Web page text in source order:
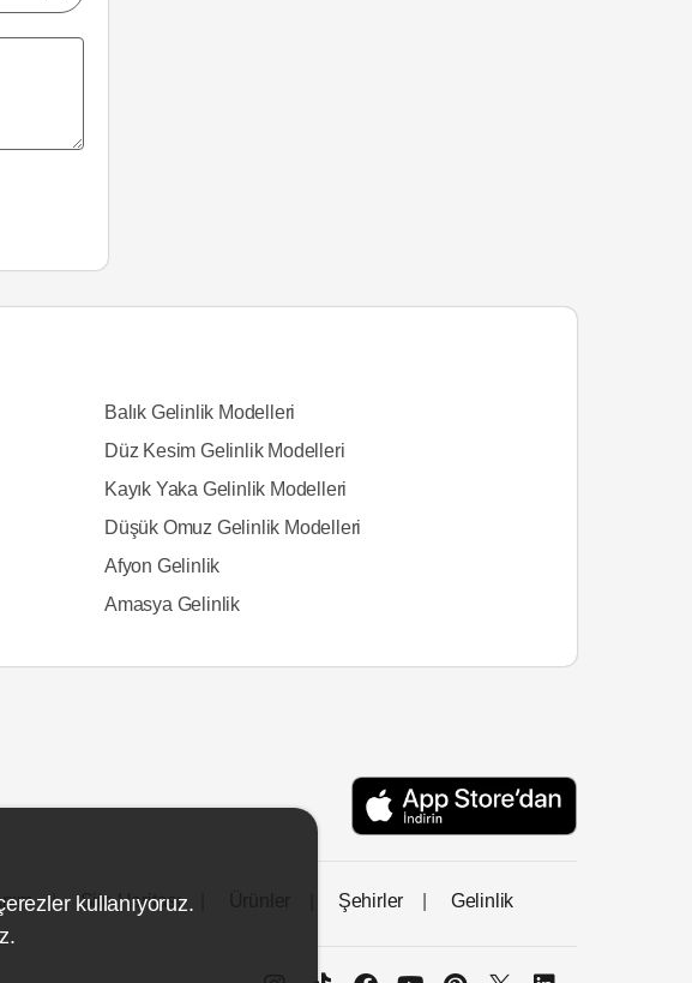
Balık Gelinlik Modelleri
Düz Kesim Gelinlik Modelleri
Kayık Yaka Gelinlik Modelleri
Düşük Omuz Gelinlik Modelleri
Afyon Gelinlik
Amasya Gelinlik
Site Haritası Şehirler Gelinlik
kullanıyoruz.